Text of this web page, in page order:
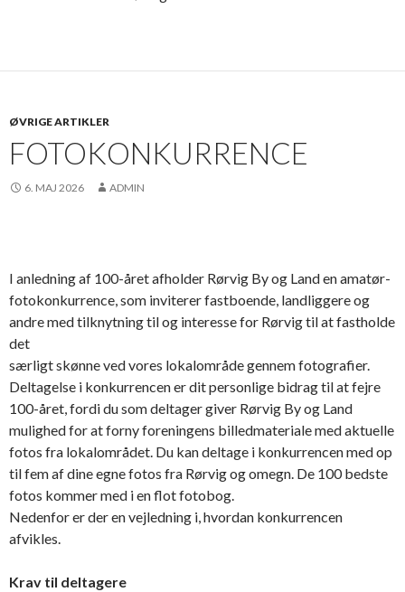
ØVRIGE ARTIKLER
FOTOKONKURRENCE
6. MAJ 2026 ADMIN
I anledning af 100-året afholder Rørvig By og Land en amatør-
fotokonkurrence, som inviterer fastboende, landliggere og
andre med tilknytning til og interesse for Rørvig til at fastholde
det
særligt skønne ved vores lokalområde gennem fotografier.
Deltagelse i konkurrencen er dit personlige bidrag til at fejre
100-året, fordi du som deltager giver Rørvig By og Land
mulighed for at forny foreningens billedmateriale med aktuelle
fotos fra lokalområdet. Du kan deltage i konkurrencen med op
til fem af dine egne fotos fra Rørvig og omegn. De 100 bedste
fotos kommer med i en flot fotobog.
Nedenfor er der en vejledning i, hvordan konkurrencen
afvikles.
Krav til deltagere